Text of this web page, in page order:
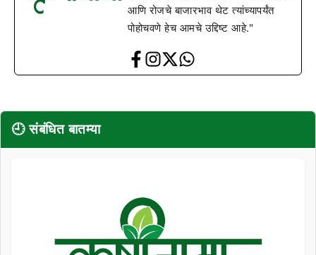
आणि रोजचे बाजारभाव थेट त्यांच्यापर्यंत
पोहोचवणे हेच आमचे उद्दिष्ट आहे."
🕘 संबंधित बातम्या